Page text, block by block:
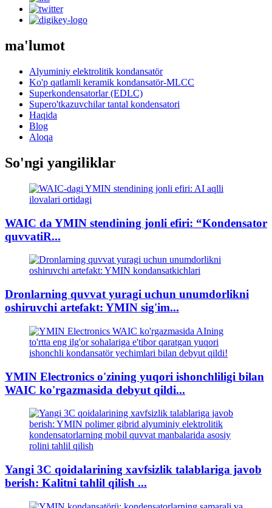
ma'lumot
Alyuminiy elektrolitik kondansatör
Ko'p qatlamli keramik kondansatör-MLCC
Superkondensatorlar (EDLC)
Supero'tkazuvchilar tantal kondensatori
Haqida
Blog
Aloqa
So'ngi yangiliklar
WAIC da YMIN stendining jonli efiri: “Kondensator
quvvatiR...
Dronlarning quvvat yuragi uchun unumdorlikni
oshiruvchi artefakt: YMIN sig'im...
YMIN Electronics o'zining yuqori ishonchliligi bilan
WAIC ko'rgazmasida debyut qildi...
Yangi 3C qoidalarining xavfsizlik talablariga javob
berish: Kalitni tahlil qilish ...